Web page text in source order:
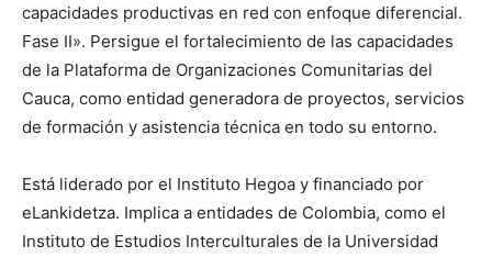
capacidades productivas en red con enfoque diferencial.
Fase II». Persigue el fortalecimiento de las capacidades
de la Plataforma de Organizaciones Comunitarias del
Cauca, como entidad generadora de proyectos, servicios
de formación y asistencia técnica en todo su entorno.
Está liderado por el Instituto Hegoa y financiado por
eLankidetza. Implica a entidades de Colombia, como el
Instituto de Estudios Interculturales de la Universidad